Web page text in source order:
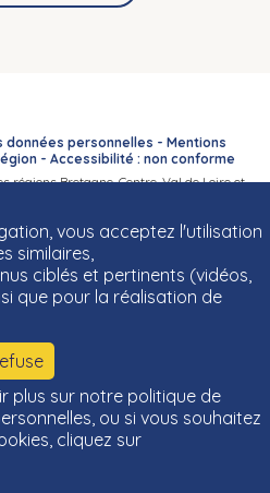
vous acceptez l'utilisation
similaires,
ciblés et pertinents (vidéos,
que pour la réalisation de
plus sur notre politique de
ou si vous souhaitez
cliquez sur
données personnelles - Mentions
- Accessibilité : non conforme
régions Bretagne, Centre-Val de Loire et